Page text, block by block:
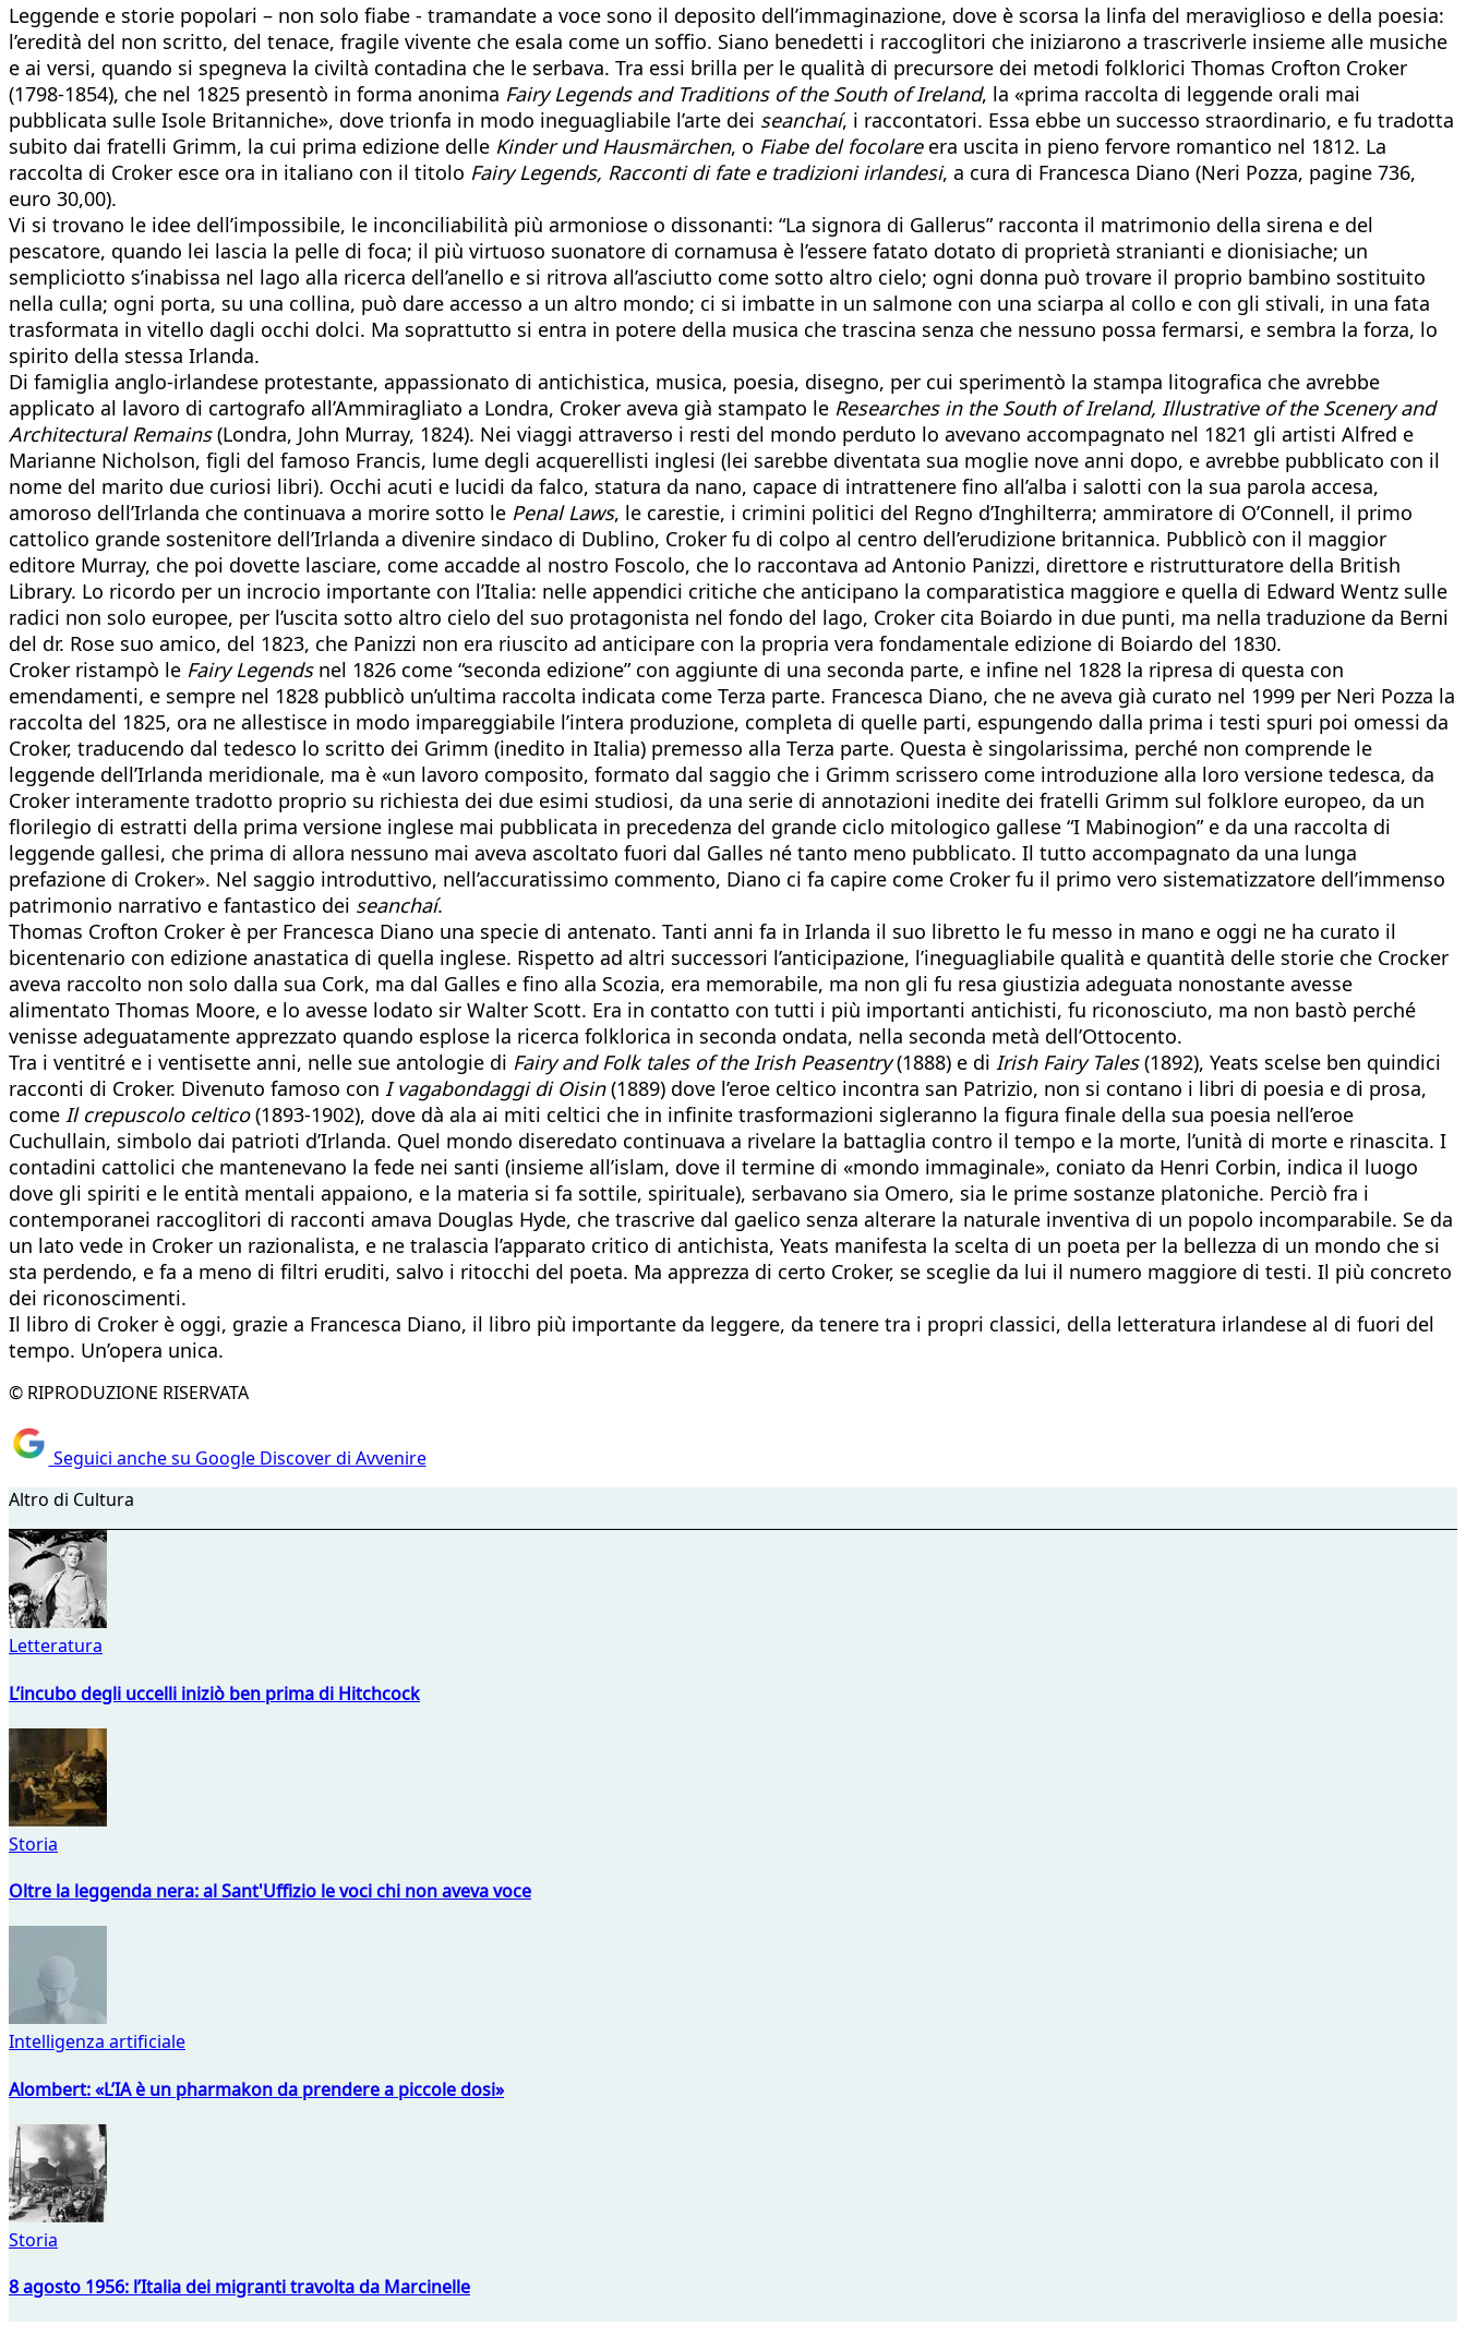
Leggende e storie popolari – non solo fiabe - tramandate a voce sono il deposito dell’immaginazione, dove è scorsa la linfa del meraviglioso e della poesia:
l’eredità del non scritto, del tenace, fragile vivente che esala come un soffio. Siano benedetti i raccoglitori che iniziarono a trascriverle insieme alle musiche
e ai versi, quando si spegneva la civiltà contadina che le serbava. Tra essi brilla per le qualità di precursore dei metodi folklorici Thomas Crofton Croker
(1798-1854), che nel 1825 presentò in forma anonima Fairy Legends and Traditions of the South of Ireland, la «prima raccolta di leggende orali mai
pubblicata sulle Isole Britanniche», dove trionfa in modo ineguagliabile l’arte dei seanchaí, i raccontatori. Essa ebbe un successo straordinario, e fu tradotta
subito dai fratelli Grimm, la cui prima edizione delle Kinder und Hausmärchen, o Fiabe del focolareera uscita in pieno fervore romantico nel 1812. La
raccolta di Croker esce ora in italiano con il titolo Fairy Legends, Racconti di fate e tradizioni irlandesi, a cura di Francesca Diano (Neri Pozza, pagine 736,
euro 30,00).
Vi si trovano le idee dell’impossibile, le inconciliabilità più armoniose o dissonanti: “La signora di Gallerus” racconta il matrimonio della sirena e del
pescatore, quando lei lascia la pelle di foca; il più virtuoso suonatore di cornamusa è l’essere fatato dotato di proprietà stranianti e dionisiache; un
sempliciotto s’inabissa nel lago alla ricerca dell’anello e si ritrova all’asciutto come sotto altro cielo; ogni donna può trovare il proprio bambino sostituito
nella culla; ogni porta, su una collina, può dare accesso a un altro mondo; ci si imbatte in un salmone con una sciarpa al collo e con gli stivali, in una fata
trasformata in vitello dagli occhi dolci. Ma soprattutto si entra in potere della musica che trascina senza che nessuno possa fermarsi, e sembra la forza, lo
spirito della stessa Irlanda.
Di famiglia anglo-irlandese protestante, appassionato di antichistica, musica, poesia, disegno, per cui sperimentò la stampa litografica che avrebbe
applicato al lavoro di cartografo all’Ammiragliato a Londra, Croker aveva già stampato le Researches in the South of Ireland, Illustrative of the Scenery and
Architectural Remains(Londra, John Murray, 1824). Nei viaggi attraverso i resti del mondo perduto lo avevano accompagnato nel 1821 gli artisti Alfred e
Marianne Nicholson, figli del famoso Francis, lume degli acquerellisti inglesi (lei sarebbe diventata sua moglie nove anni dopo, e avrebbe pubblicato con il
nome del marito due curiosi libri). Occhi acuti e lucidi da falco, statura da nano, capace di intrattenere fino all’alba i salotti con la sua parola accesa,
amoroso dell’Irlanda che continuava a morire sotto le Penal Laws, le carestie, i crimini politici del Regno d’Inghilterra; ammiratore di O’Connell, il primo
cattolico grande sostenitore dell’Irlanda a divenire sindaco di Dublino, Croker fu di colpo al centro dell’erudizione britannica. Pubblicò con il maggior
editore Murray, che poi dovette lasciare, come accadde al nostro Foscolo, che lo raccontava ad Antonio Panizzi, direttore e ristrutturatore della British
Library. Lo ricordo per un incrocio importante con l’Italia: nelle appendici critiche che anticipano la comparatistica maggiore e quella di Edward Wentz sulle
radici non solo europee, per l’uscita sotto altro cielo del suo protagonista nel fondo del lago, Croker cita Boiardo in due punti, ma nella traduzione da Berni
del dr. Rose suo amico, del 1823, che Panizzi non era riuscito ad anticipare con la propria vera fondamentale edizione di Boiardo del 1830.
Croker ristampò le Fairy Legendsnel 1826 come “seconda edizione” con aggiunte di una seconda parte, e infine nel 1828 la ripresa di questa con
emendamenti, e sempre nel 1828 pubblicò un’ultima raccolta indicata come Terza parte. Francesca Diano, che ne aveva già curato nel 1999 per Neri Pozza la
raccolta del 1825, ora ne allestisce in modo impareggiabile l’intera produzione, completa di quelle parti, espungendo dalla prima i testi spuri poi omessi da
Croker, traducendo dal tedesco lo scritto dei Grimm (inedito in Italia) premesso alla Terza parte. Questa è singolarissima, perché non comprende le
leggende dell’Irlanda meridionale, ma è «un lavoro composito, formato dal saggio che i Grimm scrissero come introduzione alla loro versione tedesca, da
Croker interamente tradotto proprio su richiesta dei due esimi studiosi, da una serie di annotazioni inedite dei fratelli Grimm sul folklore europeo, da un
florilegio di estratti della prima versione inglese mai pubblicata in precedenza del grande ciclo mitologico gallese “I Mabinogion” e da una raccolta di
leggende gallesi, che prima di allora nessuno mai aveva ascoltato fuori dal Galles né tanto meno pubblicato. Il tutto accompagnato da una lunga
prefazione di Croker». Nel saggio introduttivo, nell’accuratissimo commento, Diano ci fa capire come Croker fu il primo vero sistematizzatore dell’immenso
patrimonio narrativo e fantastico dei seanchaí.
Thomas Crofton Croker è per Francesca Diano una specie di antenato. Tanti anni fa in Irlanda il suo libretto le fu messo in mano e oggi ne ha curato il
bicentenario con edizione anastatica di quella inglese. Rispetto ad altri successori l’anticipazione, l’ineguagliabile qualità e quantità delle storie che Crocker
aveva raccolto non solo dalla sua Cork, ma dal Galles e fino alla Scozia, era memorabile, ma non gli fu resa giustizia adeguata nonostante avesse
alimentato Thomas Moore, e lo avesse lodato sir Walter Scott. Era in contatto con tutti i più importanti antichisti, fu riconosciuto, ma non bastò perché
venisse adeguatamente apprezzato quando esplose la ricerca folklorica in seconda ondata, nella seconda metà dell’Ottocento.
Tra i ventitré e i ventisette anni, nelle sue antologie di Fairy and Folk tales of the Irish Peasentry(1888) e di Irish Fairy Tales(1892), Yeats scelse ben quindici
racconti di Croker. Divenuto famoso con I vagabondaggi di Oisin(1889) dove l’eroe celtico incontra san Patrizio, non si contano i libri di poesia e di prosa,
come Il crepuscolo celtico(1893-1902), dove dà ala ai miti celtici che in infinite trasformazioni sigleranno la figura finale della sua poesia nell’eroe
Cuchullain, simbolo dai patrioti d’Irlanda. Quel mondo diseredato continuava a rivelare la battaglia contro il tempo e la morte, l’unità di morte e rinascita. I
contadini cattolici che mantenevano la fede nei santi (insieme all’islam, dove il termine di «mondo immaginale», coniato da Henri Corbin, indica il luogo
dove gli spiriti e le entità mentali appaiono, e la materia si fa sottile, spirituale), serbavano sia Omero, sia le prime sostanze platoniche. Perciò fra i
contemporanei raccoglitori di racconti amava Douglas Hyde, che trascrive dal gaelico senza alterare la naturale inventiva di un popolo incomparabile. Se da
un lato vede in Croker un razionalista, e ne tralascia l’apparato critico di antichista, Yeats manifesta la scelta di un poeta per la bellezza di un mondo che si
sta perdendo, e fa a meno di filtri eruditi, salvo i ritocchi del poeta. Ma apprezza di certo Croker, se sceglie da lui il numero maggiore di testi. Il più concreto
dei riconoscimenti.
Il libro di Croker è oggi, grazie a Francesca Diano, il libro più importante da leggere, da tenere tra i propri classici, della letteratura irlandese al di fuori del
tempo. Un’opera unica.
© RIPRODUZIONE RISERVATA
Seguici anche su Google Discover di Avvenire
Altro di Cultura
Letteratura
L’incubo degli uccelli iniziò ben prima di Hitchcock
Storia
Oltre la leggenda nera: al Sant'Uffizio le voci chi non aveva voce
Intelligenza artificiale
Alombert: «L’IA è un pharmakon da prendere a piccole dosi»
Storia
8 agosto 1956: l’Italia dei migranti travolta da Marcinelle